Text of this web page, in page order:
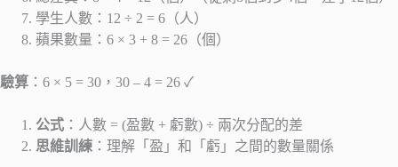
學生人數：12 ÷ 2 = 6（人）
蘋果數量：6 × 3 + 8 = 26（個）
驗算 ：6 × 5 = 30，30 – 4 = 26 ✓
公式 ：人數 = (盈數 + 虧數) ÷ 兩次分配的差
思維訓練 ：理解「盈」和「虧」之間的數量關係